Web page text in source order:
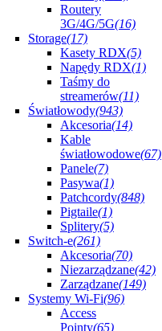
Routery
3G/4G/5G(16)
Storage(17)
Kasety RDX(5)
Napędy RDX(1)
Taśmy do
streamerów(11)
Światłowody(943)
Akcesoria(14)
Kable
światłowodowe(67)
Panele(7)
Pasywa(1)
Patchcordy(848)
Pigtaile(1)
Splitery(5)
Switch-e(261)
Akcesoria(70)
Niezarządzane(42)
Zarządzane(149)
Systemy Wi-Fi(96)
Access
Pointy(65)